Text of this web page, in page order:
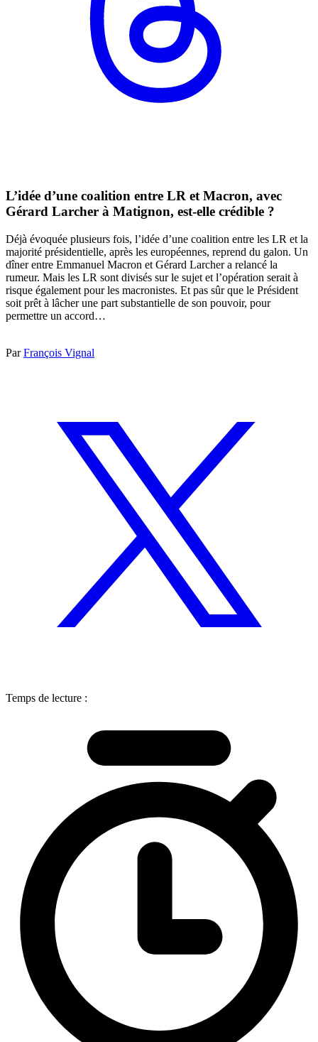
L’idée d’une coalition entre LR et Macron, avec
Gérard Larcher à Matignon, est-elle crédible ?
Déjà évoquée plusieurs fois, l’idée d’une coalition entre les LR et la
majorité présidentielle, après les européennes, reprend du galon. Un
dîner entre Emmanuel Macron et Gérard Larcher a relancé la
rumeur. Mais les LR sont divisés sur le sujet et l’opération serait à
risque également pour les macronistes. Et pas sûr que le Président
soit prêt à lâcher une part substantielle de son pouvoir, pour
permettre un accord…
ParFrançois Vignal
Temps de lecture :